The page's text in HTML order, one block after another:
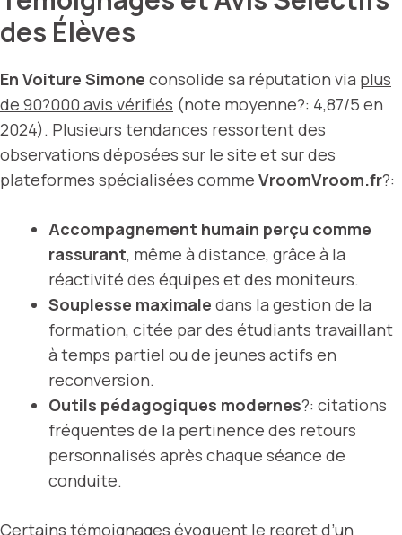
des Élèves
En Voiture Simone consolide sa réputation via plus
de 90?000 avis vérifiés (note moyenne?: 4,87/5 en
2024). Plusieurs tendances ressortent des
observations déposées sur le site et sur des
plateformes spécialisées comme VroomVroom.fr?:
Accompagnement humain perçu comme
rassurant, même à distance, grâce à la
réactivité des équipes et des moniteurs.
Souplesse maximale dans la gestion de la
formation, citée par des étudiants travaillant
à temps partiel ou de jeunes actifs en
reconversion.
Outils pédagogiques modernes?: citations
fréquentes de la pertinence des retours
personnalisés après chaque séance de
conduite.
Certains témoignages évoquent le regret d’un